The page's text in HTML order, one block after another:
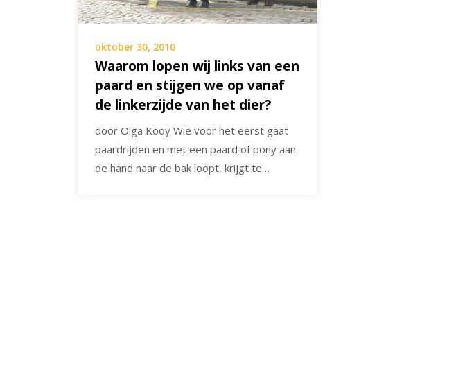
oktober 30, 2010
Waarom lopen wij links van een
paard en stijgen we op vanaf
de linkerzijde van het dier?
door Olga Kooy Wie voor het eerst gaat
paardrijden en met een paard of pony aan
de hand naar de bak loopt, krijgt te…